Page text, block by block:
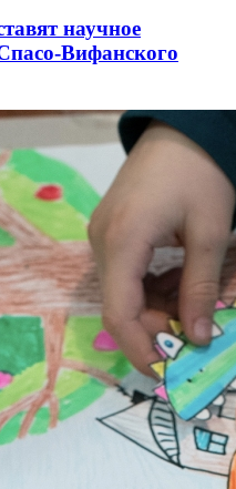
научное
Вифанского